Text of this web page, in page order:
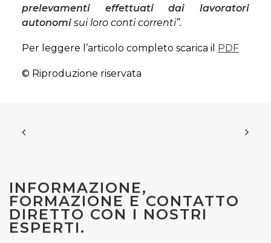
prelevamenti effettuati dai lavoratori
autonomi sui loro conti correnti”.
Per leggere l’articolo completo scarica il PDF
© Riproduzione riservata
INFORMAZIONE,
FORMAZIONE E CONTATTO
DIRETTO CON I NOSTRI
ESPERTI.